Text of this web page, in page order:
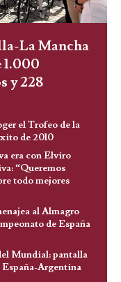
La Mancha
1.000
y 228
el Trofeo de la
de 2010
era con Elviro
“Queremos
todo mejores
al Almagro
de España
Mundial: pantalla
España-Argentina